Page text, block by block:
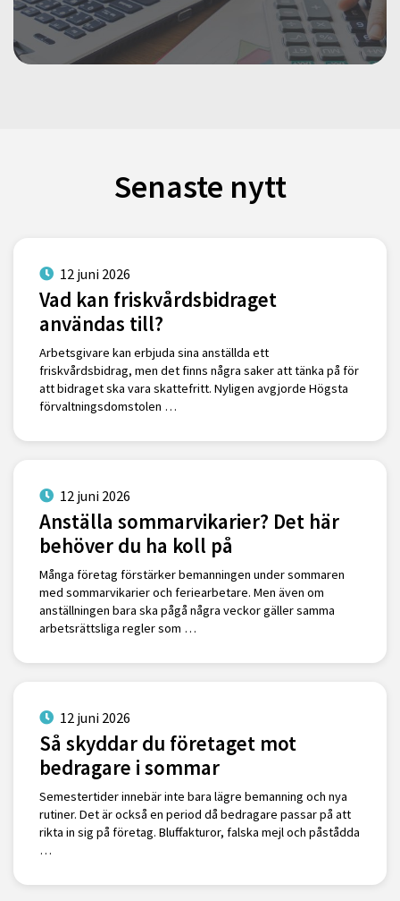
Senaste nytt
12 juni 2026
Vad kan friskvårdsbidraget
användas till?
Arbetsgivare kan erbjuda sina anställda ett
friskvårdsbidrag, men det finns några saker att tänka på för
att bidraget ska vara skattefritt. Nyligen avgjorde Högsta
förvaltningsdomstolen …
12 juni 2026
Anställa sommarvikarier? Det här
behöver du ha koll på
Många företag förstärker bemanningen under sommaren
med sommarvikarier och feriearbetare. Men även om
anställningen bara ska pågå några veckor gäller samma
arbetsrättsliga regler som …
12 juni 2026
Så skyddar du företaget mot
bedragare i sommar
Semestertider innebär inte bara lägre bemanning och nya
rutiner. Det är också en period då bedragare passar på att
rikta in sig på företag. Bluffakturor, falska mejl och påstådda
…